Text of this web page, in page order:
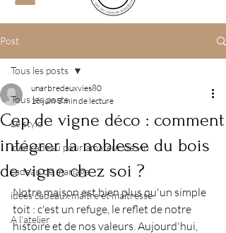
Post
Tous les posts
Le stylo
idée cadeau pour amateur de vin
cadeau de mariage
idées cadeaux maître et maîtresse
A l'atelier
Tous les posts
Cep de vigne déco : comment
intégrer la noblesse du bois
de vigne chez soi ?
unarbredeuxvies80
16 juin 3 min de lecture
Notre maison est bien plus qu'un simple
toit : c'est un refuge, le reflet de notre
histoire et de nos valeurs. Aujourd'hui,